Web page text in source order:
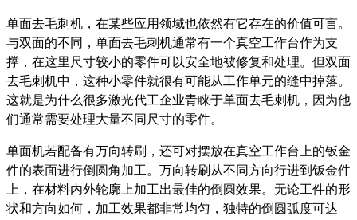
单面去毛刺机，在某些应用领域也依然有它存在的价值可言。
与双面的不同，单面去毛刺机通常有一个真空工作台作为支
撑，在这里尺寸较小的零件可以安全地被修复和处理。但双面
去毛刺机中，这种小零件就很有可能从工作单元的缝中掉落。
这就是为什么很多激光代工企业青睐于单面去毛刺机，因为他
们通常需要处理大量不同尺寸的零件。
单面机若配备有万向转刷，还可对摆放在真空工作台上的钣金
件的表面进行倒圆角加工。万向转刷从不同方向行进到钣金件
上，在材料内外轮廓上加工出最佳的倒圆效果。无论工件的形
状和方向如何，加工效果都非常均匀，独特的倒圆弧度可达